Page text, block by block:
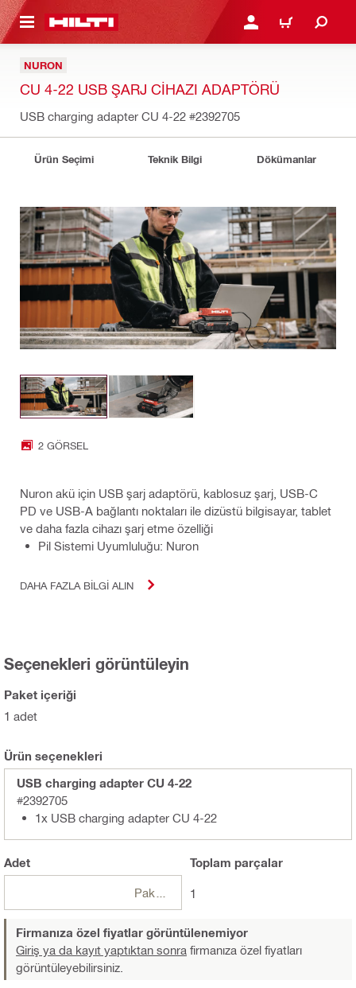
GEÇ GIRIŞ YAP YA DA KAYIT
SEPET
NURON
CU 4-22 USB ŞARJ CIHAZI ADAPTÖRÜ
USB charging adapter CU 4-22 #2392705
Ürün Seçimi Teknik Bilgi Dökümanlar
2 GÖRSEL
Nuron akü için USB şarj adaptörü, kablosuz şarj, USB-C
PD ve USB-A bağlantı noktaları ile dizüstü bilgisayar, tablet
ve daha fazla cihazı şarj etme özelliği
Pil Sistemi Uyumluluğu: Nuron
DAHA FAZLA BILGI ALIN
Seçenekleri görüntüleyin
Paket içeriği
1 adet
Ürün seçenekleri
USB charging adapter CU 4-22
#2392705
1x USB charging adapter CU 4-22
Adet Toplam parçalar
1
Firmanıza özel fiyatlar görüntülenemiyor
Giriş ya da kayıt yaptıktan sonra firmanıza özel fiyatları
görüntüleyebilirsiniz.